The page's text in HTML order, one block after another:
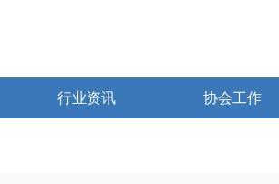
行业资讯 协会工作